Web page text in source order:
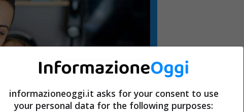
informazioneoggi.it asks for your consent to use
your personal data for the following purposes: